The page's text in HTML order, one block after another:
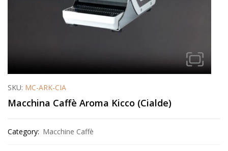
SKU: MC-ARK-CIA
Macchina Caffè Aroma Kicco (Cialde)
Category: Macchine Caffè